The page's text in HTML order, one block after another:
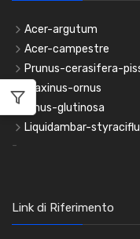
Acer-argutum
Acer-campestre
Prunus-cerasifera-
Fraxinus-ornus
Alnus-glutinosa
Liquidambar-
-
Link di Riferimento